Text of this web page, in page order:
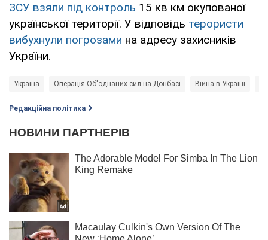
ЗСУ взяли під контроль 15 кв км окупованої
української території. У відповідь терористи
вибухнули погрозами на адресу захисників
України.
Україна Операція Об'єднаних сил на Донбасі Війна в Україні
Редакційна політика